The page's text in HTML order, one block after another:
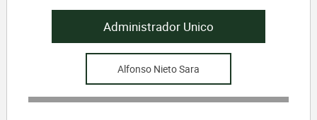
Administrador Unico
Alfonso Nieto Sara